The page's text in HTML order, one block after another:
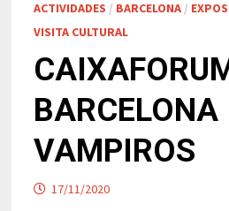
ACTIVIDADES / BARCELONA/
VISITA CULTURAL
BARCELONA
VAMPIROS
17/11/2020